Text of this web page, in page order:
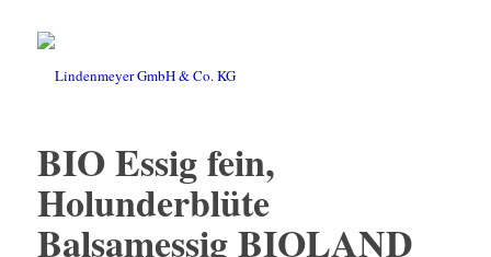
BIO Essig fein,
Holunderblüte
Balsamessig BIOLAND